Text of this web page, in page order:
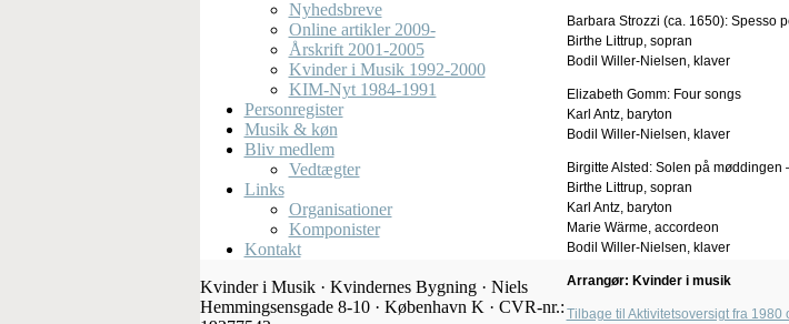
Barbara Strozzi (ca. 1650): Spesso
Birthe Littrup, sopran
Bodil Willer-Nielsen, klaver
Elizabeth Gomm: Four songs
Karl Antz, baryton
Bodil Willer-Nielsen, klaver
Birgitte Alsted: Solen på møddingen
Birthe Littrup, sopran
Karl Antz, baryton
Marie Wärme, accordeon
Bodil Willer-Nielsen, klaver
Arrangør: Kvinder i musik
Tilbage til Aktivitetsoversigt fra 1980
Nyhedsbreve
Online artikler 2009-
Årskrift 2001-2005
Kvinder i Musik 1992-2000
KIM-Nyt 1984-1991
Personregister
Musik & køn
Bliv medlem
Vedtægter
Links
Organisationer
Komponister
Kontakt
Kvinder i Musik · Kvindernes Bygning · Niels
Hemmingsensgade 8-10 · København K · CVR-nr.: